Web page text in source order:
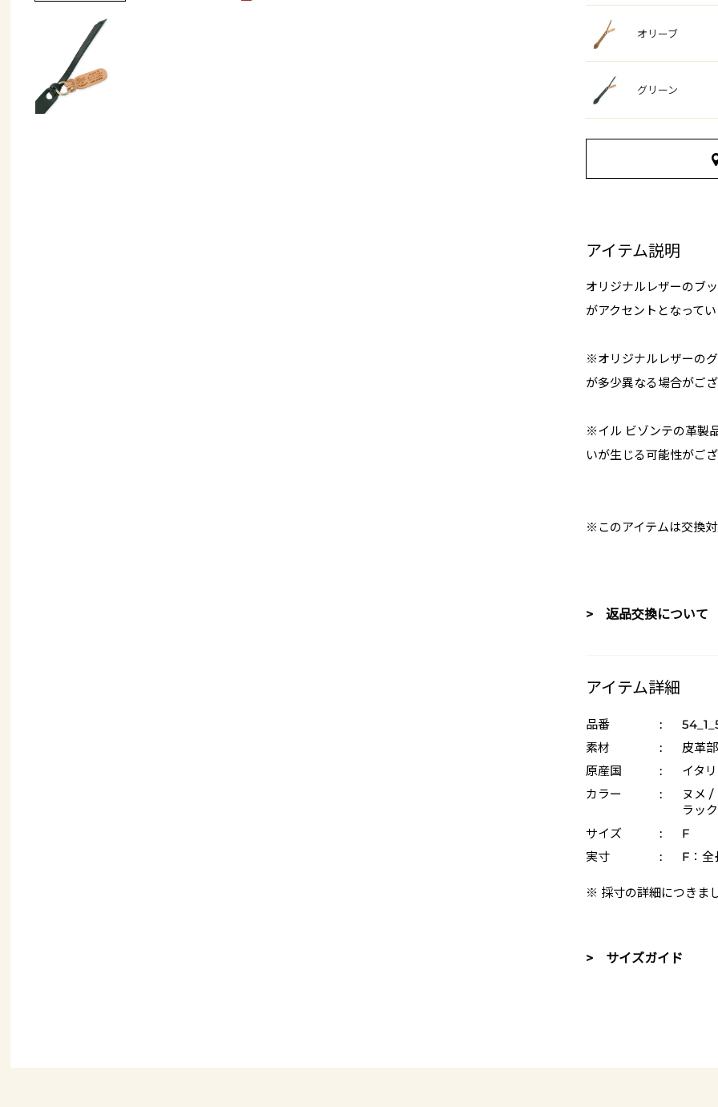
オリーブ
グリーン
アイテム説明
オリジナルレザーのブ
がアクセントとなって
※オリジナルレザーの
が多少異なる場合がご
※イル ビゾンテの革製
いが生じる可能性がご
※このアイテムは交換
> 返品交換について
アイテム詳細
品番 :
素材
:
皮革
原産国
:
イタ
カラー
:
ヌメ /
ラッ
サイズ
:
F
実寸
: F：全
※ 採寸の詳細につきま
> サイズガイド